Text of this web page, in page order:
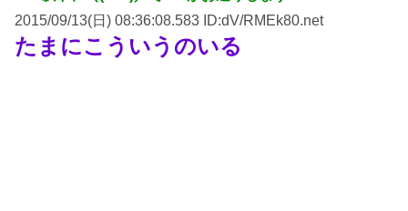
2015/09/13(日) 08:36:08.583 ID:dV/RMEk80.net
たまにこういうのいる